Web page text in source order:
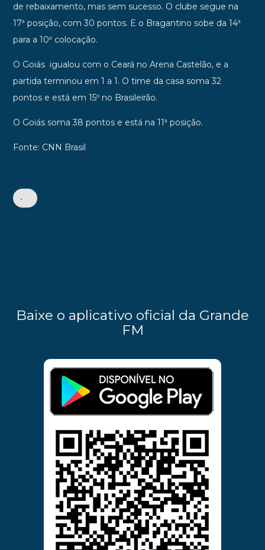
de rebaixamento, mas sem sucesso. O clube segue na
17ª posição, com 30 pontos. E o Bragantino sobe da 14ª
para a 10ª colocação.
O Goiás igualou com o Ceará no Arena Castelão, e a
partida terminou em 1 a 1. O time da casa soma 32
pontos e está em 15º no Brasileirão.
O Goiás soma 38 pontos e está na 11ª posição.
Fonte: CNN Brasil
•
Baixe o aplicativo oficial da Grande
FM